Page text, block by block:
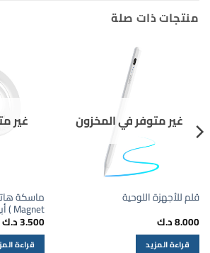
منتجات ذات صلة
غير متوفر في المخزون
قلم للأجهزة اللوحية
8.000د.ك
قراءة المزيد
غير
Magnet ) أبيض
3.500د.ك
قراءة